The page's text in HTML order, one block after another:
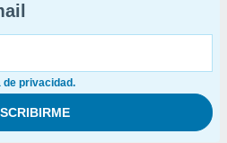
de privacidad.